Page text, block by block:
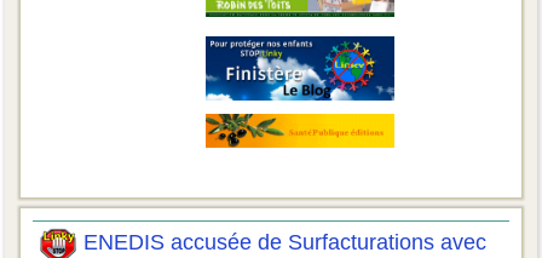
ENEDIS accusée de Surfacturations avec